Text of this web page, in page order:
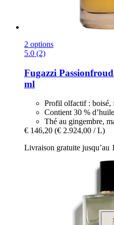
2 options
5.0 (2)
Fugazzi
ml
Profil olfactif : boisé,
Contient 30 %
Thé au gingembre,
€ 146,20 (€ 2.924,00 / L)
Livraison gratuite jusqu’au